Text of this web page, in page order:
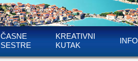
ČASNE
SESTRE
KREATIVNI
KUTAK
INFO